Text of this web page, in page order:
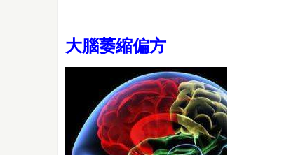
大腦萎縮偏方